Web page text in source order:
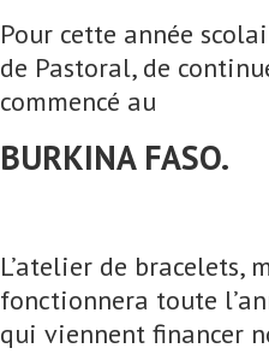
Pour cette année
de Pastoral, de
commencé au
BURKINA FASO.
L’atelier de bracelets,
fonctionnera toute
qui viennent financer